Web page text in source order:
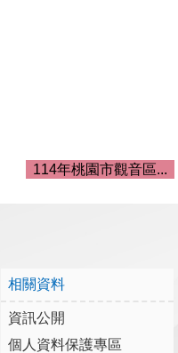
114年桃園市觀音區...
相關資料
資訊公開
個人資料保護專區